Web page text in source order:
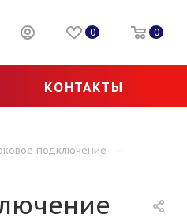
0 0
КОНТАКТЫ
подключение —